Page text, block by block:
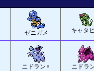
ゼニガメ キャタ
ニドラン♀ ニドラ